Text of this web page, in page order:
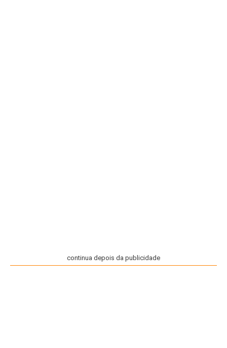
continua depois da publicidade